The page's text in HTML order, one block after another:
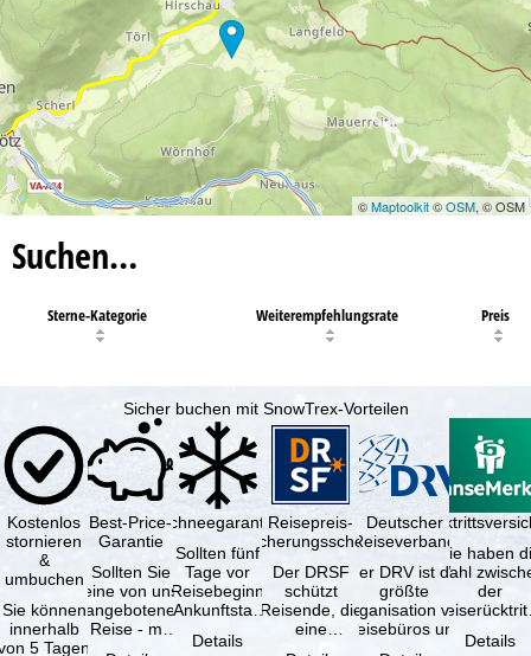
©Maptoolkit©OSM, © OSM
Suchen…
Sterne-Kategorie Weiterempfehlungsrate Preis
Sicher buchen mit SnowTrex-Vorteilen
Kostenlos
stornieren
&
umbuchen
Sie können
innerhalb
5 Tagen
Best-Price-
Garantie
Sollten Sie
eine von uns
angebotene
Reise - mit
Schneegarantie
Sollten fünf
Tage vor
Reisebeginn
(Ankunftstag)
aufgrund von
Schneemangel
Details
Reisepreis-
Sicherungsschein
Der DRSF
schützt
Reisende, die
eine
Deutscher
Reiseverband
Der DRV ist die
größte
Organisation von
Reisebüros und
Reiseveranstaltern
Sie haben
Wahl
der
(inklusive
Details